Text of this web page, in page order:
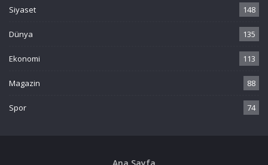
Siyaset 148
Dünya 135
Ekonomi 113
Magazin 88
Spor 74
Ana Sayfa